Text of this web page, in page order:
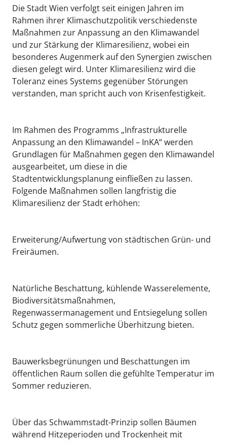
Die Stadt Wien verfolgt seit einigen Jahren im
Rahmen ihrer Klimaschutzpolitik verschiedenste
Maßnahmen zur Anpassung an den Klimawandel
und zur Stärkung der Klimaresilienz, wobei ein
besonderes Augenmerk auf den Synergien zwischen
diesen gelegt wird. Unter Klimaresilienz wird die
Toleranz eines Systems gegenüber Störungen
verstanden, man spricht auch von Krisenfestigkeit.
Im Rahmen des Programms „Infrastrukturelle
Anpassung an den Klimawandel – InKA“ werden
Grundlagen für Maßnahmen gegen den Klimawandel
ausgearbeitet, um diese in die
Stadtentwicklungsplanung einfließen zu lassen.
Folgende Maßnahmen sollen langfristig die
Klimaresilienz der Stadt erhöhen:
Erweiterung/Aufwertung von städtischen Grün- und
Freiräumen.
Natürliche Beschattung, kühlende Wasserelemente,
Biodiversitätsmaßnahmen,
Regenwassermanagement und Entsiegelung sollen
Schutz gegen sommerliche Überhitzung bieten.
Bauwerksbegrünungen und Beschattungen im
öffentlichen Raum sollen die gefühlte Temperatur im
Sommer reduzieren.
Über das Schwammstadt-Prinzip sollen Bäumen
während Hitzeperioden und Trockenheit mit